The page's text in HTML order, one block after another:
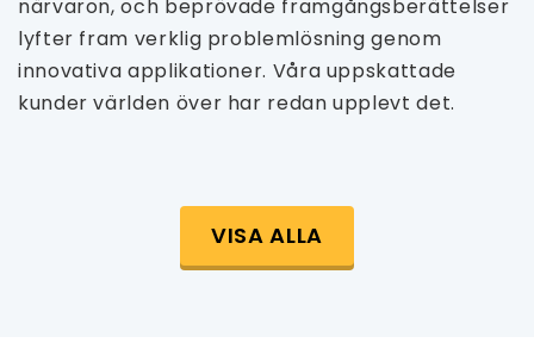
närvaron, och beprövade framgångsberättelser
lyfter fram verklig problemlösning genom
innovativa applikationer. Våra uppskattade
kunder världen över har redan upplevt det.
VISA ALLA